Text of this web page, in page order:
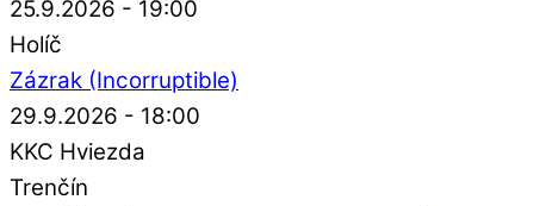
25.9.2026 - 19:00
Holíč
Zázrak (Incorruptible)
29.9.2026 - 18:00
KKC Hviezda
Trenčín